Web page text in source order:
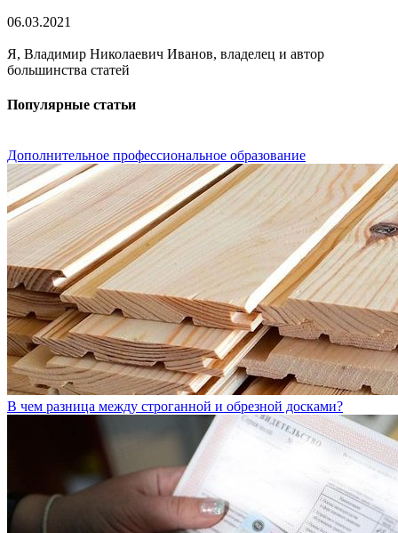
06.03.2021
Я, Владимир Николаевич Иванов, владелец и автор
большинства статей
Популярные статьи
Дополнительное профессиональное образование
В чем разница между строганной и обрезной досками?